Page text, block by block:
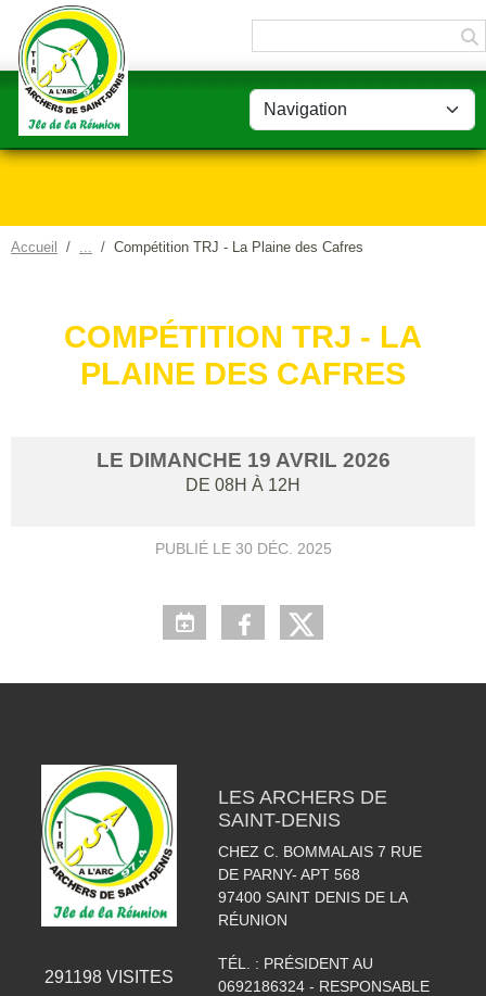
Accueil Compétition TRJ - La Plaine des Cafres
COMPÉTITION TRJ - LA
PLAINE DES CAFRES
LE DIMANCHE 19 AVRIL 2026
DE 08H À 12H
PUBLIÉ LE 30 DÉC. 2025
291198VISITES
LES ARCHERS DE
SAINT-DENIS
CHEZ C. BOMMALAIS 7 RUE
DE PARNY- APT 568
97400 SAINT DENIS DE LA
RÉUNION
TÉL. : PRÉSIDENT AU
0692186324 - RESPONSABLE
Panneau de gestion des cookies